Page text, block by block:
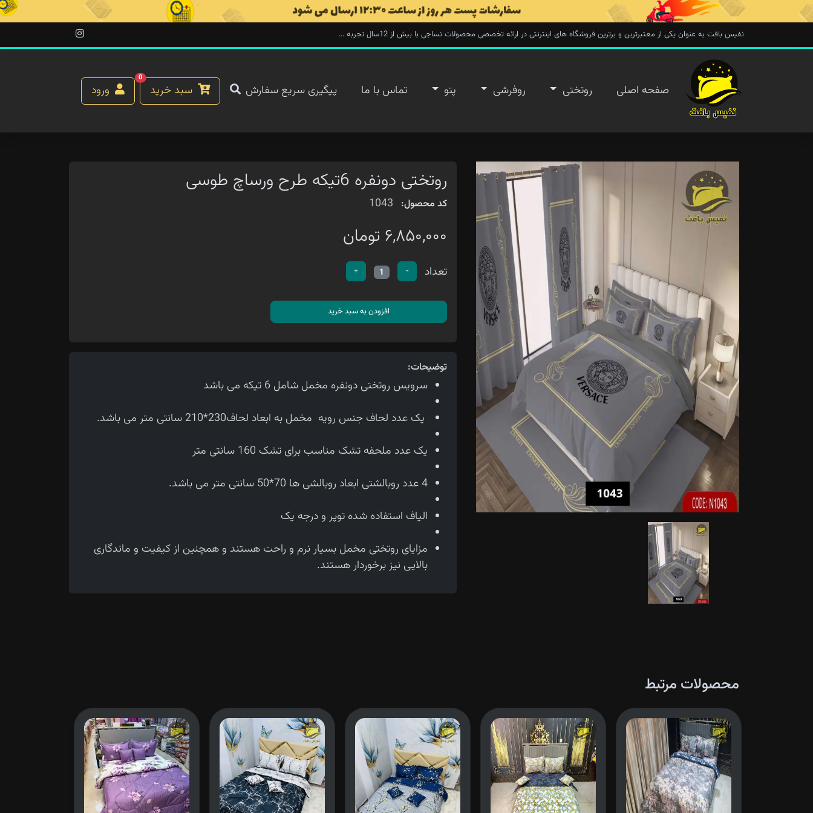
نفیس بافت به عنوان یکی از معتبرترین و برترین فروشگاه های اینترنتی در ارائه تخصصی محصولات نساجی با بیش از 12سال تجربه ...
صفحه اصلی روتختی روفرشی پتو تماس با ما پیگیری سریع سفارش سبد خرید
0
ورود
روتختی دونفره 6تیکه طرح ورساچ طوسی
کد محصول: 1043
۶,۸۵۰,۰۰۰ تومان
تعداد -
1
+
افزودن به سبد خرید
توضیحات:
سرویس روتختی دونفره مخمل شامل 6 تیکه می باشد
یک عدد لحاف جنس رویه مخمل به ابعاد لحاف230*210 سانتی متر می باشد.
یک عدد ملحفه تشک مناسب برای تشک 160 سانتی متر
4 عدد روبالشتی ابعاد روبالشی ها 70*50 سانتی متر می باشد.
الیاف استفاده شده توپر و درجه یک
مزایای روتختی مخمل بسیار نرم و راحت هستند و همچنین از کیفیت و ماندگاری
بالایی نیز برخوردار هستند.
محصولات مرتبط